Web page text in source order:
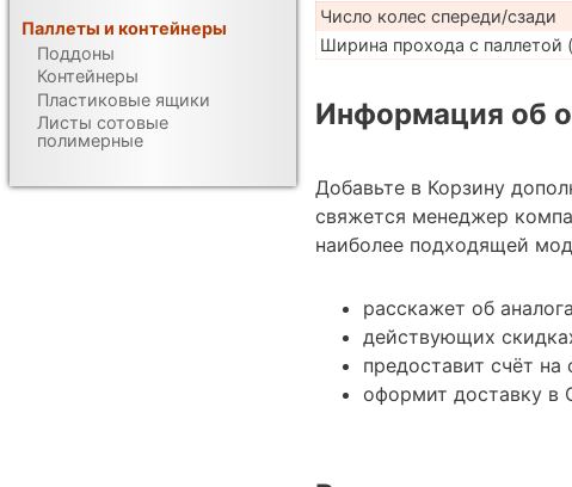
Число колес спереди/сзади
Ширина прохода с паллетой
Информация об
Добавьте в Корзину
свяжется менеджер
наиболее подходящей
расскажет об
действующих
предоставит счёт на
оформит доставку в
Паллеты и контейнеры
Поддоны
Контейнеры
Пластиковые ящики
Листы сотовые
полимерные